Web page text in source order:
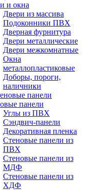
и окна
Двери из массива
Подоконники ПВХ
Дверная фурнитура
Двери металлические
Двери межкомнатные
Окна
металлопластиковые
Доборы, пороги,
наличники
панели
Углы из ПВХ
Сэндвич-панели
Декоративная пленка
Стеновые панели из
ПВХ
Стеновые панели из
МДФ
Стеновые панели из
ХДФ